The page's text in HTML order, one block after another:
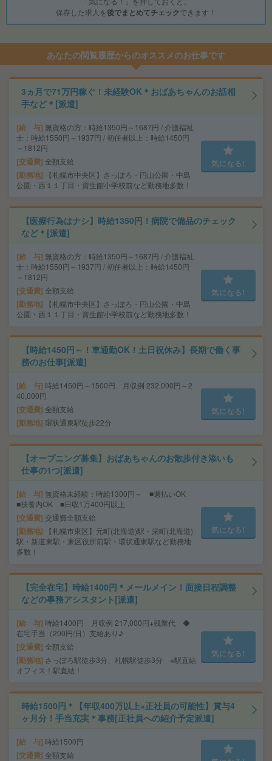
保存した求人を後でまとめてチェックできます！
あなたの閲覧履歴からのオススメのお仕事です
3ヵ月で71万円稼ぐ！未経験OK＊おばあちゃんのお話相
手など＊[派遣]
給 与 無資格の方：時給1350円～1687円 / 介護福祉
士：時給1550円～1937円 / 初任者以上：時給1450円
～1812円
交通費 全額支給
勤務地
【札幌市中央区】さっぽろ・円山公園・中島
公園・西１１丁目・資生館小学校前など勤務地多数！
気になる!
【医療行為はナシ】時給1350円！病院で備品のチェック
など＊[派遣]
給 与 無資格の方：時給1350円～1687円 / 介護福祉
士：時給1550円～1937円 / 初任者以上：時給1450円
～1812円
交通費 全額支給
勤務地
【札幌市中央区】さっぽろ・円山公園・中島
公園・西１１丁目・資生館小学校前など勤務地多数！
気になる!
【時給1450円～！車通勤OK！土日祝休み】長期で働く事
務のお仕事[派遣]
給 与 時給1450円～1500円 月収例 232,000円～2
40,000円
交通費 全額支給
勤務地 環状通東駅徒歩22分
気になる!
【オープニング募集】おばあちゃんのお散歩付き添いも
仕事の1つ[派遣]
給 与 無資格未経験：時給1300円～ ■週払いOK
■扶養内OK ■日収1万400円以上
交通費 交通費全額支給
勤務地
【札幌市東区】元町(北海道)駅・栄町(北海道)
駅・新道東駅・東区役所前駅・環状通東駅など勤務地
多数！
気になる!
【完全在宅】時給1400円＊メールメイン！面接日程調整
などの事務アシスタント[派遣]
給 与 時給1400円 月収例 217,000円+残業代 ◆
在宅手当（200円/日）支給あり♪
交通費 全額支給
勤務地 さっぽろ駅徒歩3分、札幌駅徒歩3分 ※駅直結
オフィス！駅直結！
気になる!
時給1500円＊【年収400万以上×正社員の可能性】賞与4
ヶ月分！手当充実＊事務[正社員への紹介予定派遣]
給 与 時給1500円
交通費 全額支給